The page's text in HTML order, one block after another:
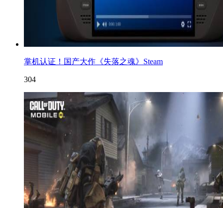
掌机认证！国产大作《失落之魂》Steam
304